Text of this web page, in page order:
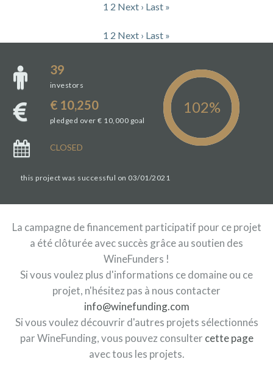
1 2 Next › Last »
1 2 Next › Last »
39
investors
€ 10,250
pledged over € 10,000 goal
CLOSED
this project was successful on 03/01/2021
La campagne de financement participatif pour ce projet
a été clôturée avec succès grâce au soutien des
WineFunders !
Si vous voulez plus d'informations ce domaine ou ce
projet, n'hésitez pas à nous contacter
info@winefunding.com
Si vous voulez découvrir d'autres projets sélectionnés
par WineFunding, vous pouvez consulter cette page
avec tous les projets.